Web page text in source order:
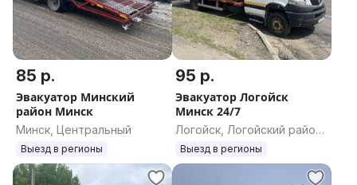
85 р.
Эвакуатор Минский
район Минск
Минск, Центральный
Выезд в регионы
95 р.
Эвакуатор Логойск
Минск 24/7
Логойск, Логойский район,
Минская область
Выезд в регионы